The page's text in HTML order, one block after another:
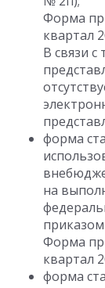
Форма
квартал
В связи
форма
на
приказом
Форма
квартал
форма